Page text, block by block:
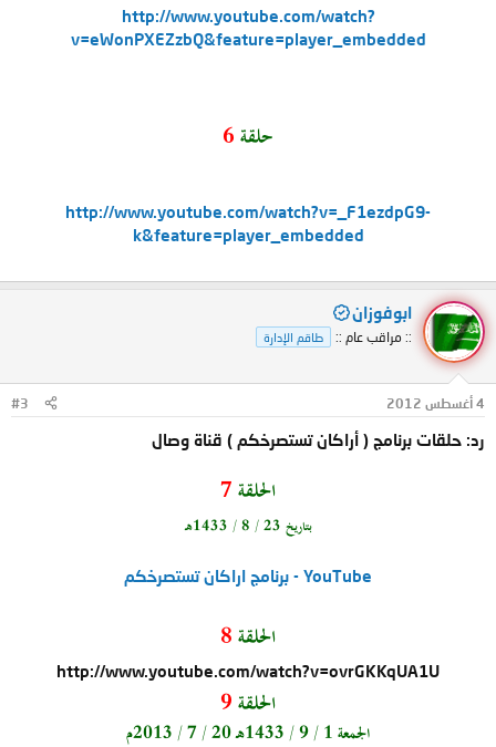
http://www.youtube.com/watch?
v=eWonPXEZzbQ&feature=player_embedded
حلقة6
http://www.youtube.com/watch?v=_F1ezdpG9-
k&feature=player_embedded
ابوفوزان
:: مراقب عام :: طاقم الإدارة
4 أغسطس 2012 #3
رد: حلقات برنامج ( أراكان تستصرخكم ) قناة وصال
الحلقة7
بتاريخ 23 / 8 / 1433هـ
‫برنامج اراكان تستصرخكم‬‎ - YouTube
الحلقة8
http://www.youtube.com/watch?v=ovrGKKqUA1U
الحلقة9
الجمعة 1 / 9 / 1433هـ 20 / 7 / 2013م